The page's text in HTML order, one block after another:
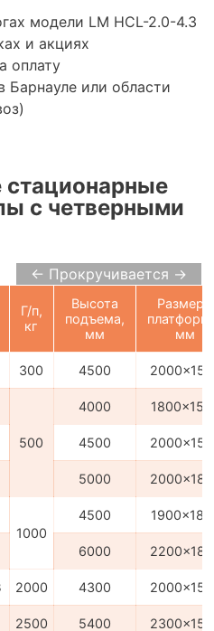
модели LM HCL-2.0-4.3
и акциях
оплату
Барнауле или области
с четверными
← Прокручивается →
Г/п,
кг
Высота
подъема,
мм
Размеры
мм
300 4500
500
4000
4500
5000
1000
4500
6000
2000 4300
2500 5400